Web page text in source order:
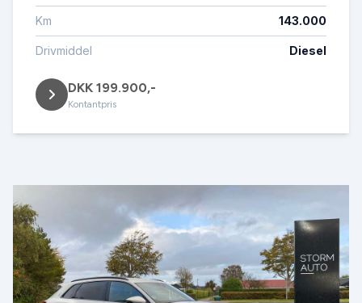
Km 143.000
Drivmiddel Diesel
DKK 199.900,-
Kontantpris